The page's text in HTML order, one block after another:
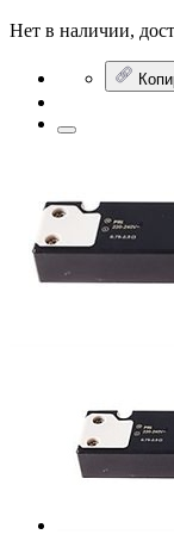
Нет в наличии,